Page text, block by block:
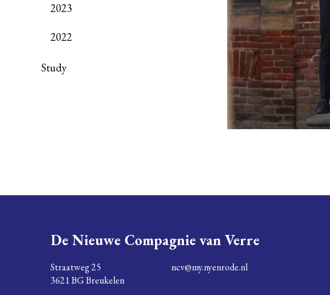
2023
2022
Study
De Nieuwe Compagnie van Verre
Straatweg 25
3621 BG Breukelen
ncv@my.nyenrode.nl